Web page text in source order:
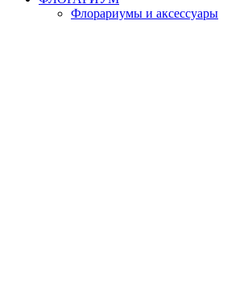
Флорариумы и аксессуары